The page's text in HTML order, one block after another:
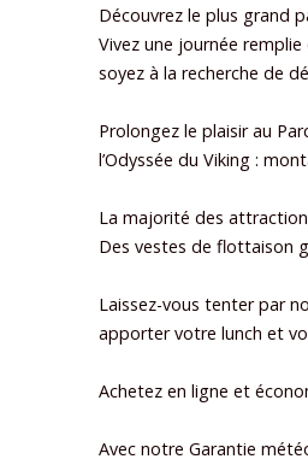
Découvrez le plus grand
Vivez une journée
soyez à la recherche de
Prolongez le plaisir au
l’Odyssée du Viking :
La majorité des
Des vestes de flottaison
Laissez-vous tenter par
apporter votre lunch et
Achetez en ligne et
Avec notre Garantie